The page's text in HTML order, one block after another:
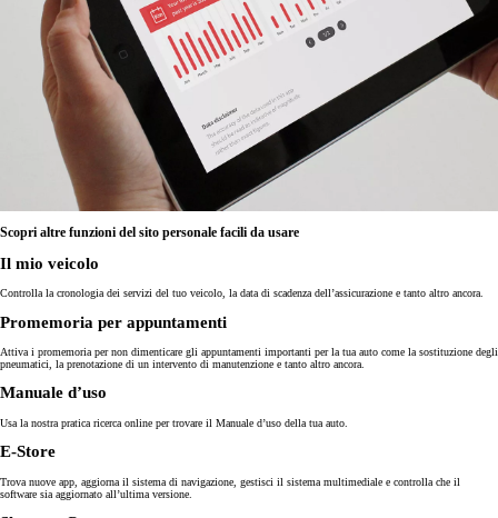
Scopri altre funzioni del sito personale facili da usare
Il mio veicolo
Controlla la cronologia dei servizi del tuo veicolo, la data di scadenza dell’assicurazione e tanto altro ancora.
Promemoria per appuntamenti
Attiva i promemoria per non dimenticare gli appuntamenti importanti per la tua auto come la sostituzione degli
pneumatici, la prenotazione di un intervento di manutenzione e tanto altro ancora.
Manuale d’uso
Usa la nostra pratica ricerca online per trovare il Manuale d’uso della tua auto.
E-Store
Trova nuove app, aggiorna il sistema di navigazione, gestisci il sistema multimediale e controlla che il
software sia aggiornato all’ultima versione.